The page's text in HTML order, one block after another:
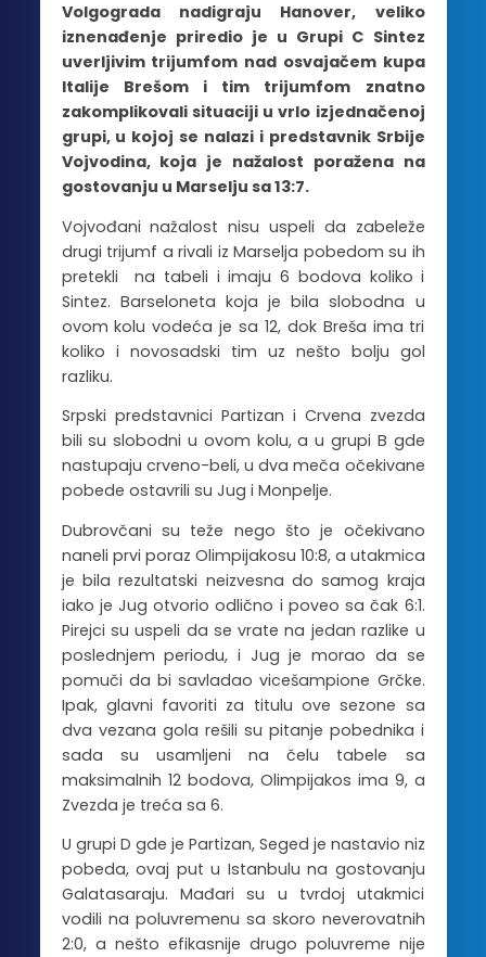
Volgograda nadigraju Hanover, veliko
iznenađenje priredio je u Grupi C Sintez
uverljivim trijumfom nad osvajačem kupa
Italije Brešom i tim trijumfom znatno
zakomplikovali situaciji u vrlo izjednačenoj
grupi, u kojoj se nalazi i predstavnik Srbije
Vojvodina, koja je nažalost poražena na
gostovanju u Marselju sa 13:7.
Vojvođani nažalost nisu uspeli da zabeleže
drugi trijumf a rivali iz Marselja pobedom su ih
pretekli na tabeli i imaju 6 bodova koliko i
Sintez. Barseloneta koja je bila slobodna u
ovom kolu vodeća je sa 12, dok Breša ima tri
koliko i novosadski tim uz nešto bolju gol
razliku.
Srpski predstavnici Partizan i Crvena zvezda
bili su slobodni u ovom kolu, a u grupi B gde
nastupaju crveno-beli, u dva meča očekivane
pobede ostavrili su Jug i Monpelje.
Dubrovčani su teže nego što je očekivano
naneli prvi poraz Olimpijakosu 10:8, a utakmica
je bila rezultatski neizvesna do samog kraja
iako je Jug otvorio odlično i poveo sa čak 6:1.
Pirejci su uspeli da se vrate na jedan razlike u
poslednjem periodu, i Jug je morao da se
pomuči da bi savladao vicešampione Grčke.
Ipak, glavni favoriti za titulu ove sezone sa
dva vezana gola rešili su pitanje pobednika i
sada su usamljeni na čelu tabele sa
maksimalnih 12 bodova, Olimpijakos ima 9, a
Zvezda je treća sa 6.
U grupi D gde je Partizan, Seged je nastavio niz
pobeda, ovaj put u Istanbulu na gostovanju
Galatasaraju. Mađari su u tvrdoj utakmici
vodili na poluvremenu sa skoro neverovatnih
2:0, a nešto efikasnije drugo poluvreme nije